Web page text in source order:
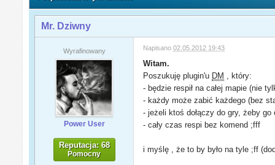
Mr. Dziwny
Wyrafinowany
Power User
Reputacja: 68
Pomocny
Napisano02.05.2012 19:43
Witam.
Poszukuję plugin'u DM , który:
- będzie respił na całej mapie (nie
- każdy może zabić każdego (bez
- jeżeli ktoś dołączy do gry, żeby go
- cały czas respi bez komend ;fff
i myślę , że to by było na tyle ;ff